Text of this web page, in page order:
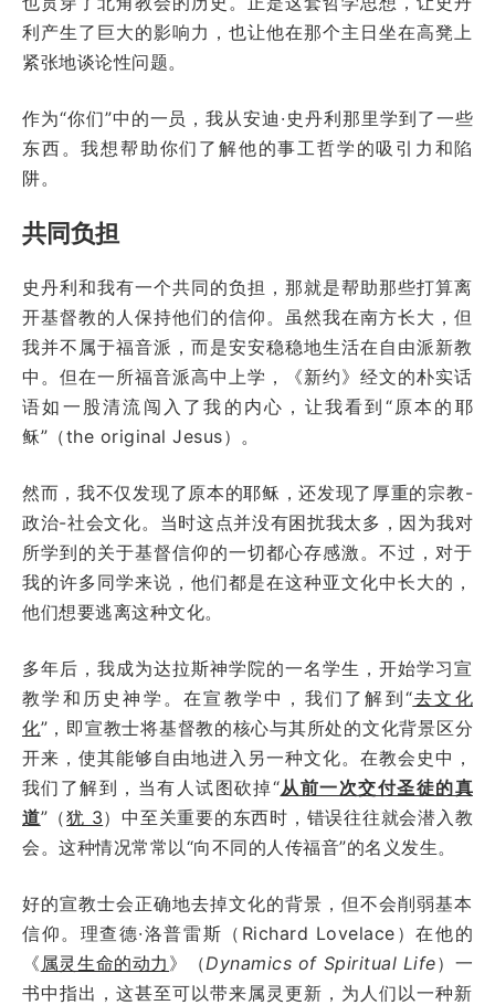
利产生了巨大的影响力，也让他在那个主日坐在高凳上
紧张地谈论性问题。
作为“你们”中的一员，我从安迪·史丹利那里学到了一些
东西。我想帮助你们了解他的事工哲学的吸引力和陷
阱。
共同负担
史丹利和我有一个共同的负担，那就是帮助那些打算离
开基督教的人保持他们的信仰。虽然我在南方长大，但
我并不属于福音派，而是安安稳稳地生活在自由派新教
中。但在一所福音派高中上学，《新约》经文的朴实话
语如一股清流闯入了我的内心，让我看到“原本的耶
稣”（the original Jesus）。
然而，我不仅发现了原本的耶稣，还发现了厚重的宗教-
政治-社会文化。当时这点并没有困扰我太多，因为我对
所学到的关于基督信仰的一切都心存感激。不过，对于
我的许多同学来说，他们都是在这种亚文化中长大的，
他们想要逃离这种文化。
多年后，我成为达拉斯神学院的一名学生，开始学习宣
教学和历史神学。在宣教学中，我们了解到“去文化
化”，即宣教士将基督教的核心与其所处的文化背景区分
开来，使其能够自由地进入另一种文化。在教会史中，
我们了解到，当有人试图砍掉“从前一次交付圣徒的真
道”（犹 3）中至关重要的东西时，错误往往就会潜入教
会。这种情况常常以“向不同的人传福音”的名义发生。
好的宣教士会正确地去掉文化的背景，但不会削弱基本
信仰。理查德·洛普雷斯（Richard Lovelace）在他的
《 属灵生命的动力 》（Dynamics of Spiritual Life）一
书中指出，这甚至可以带来属灵更新，为人们以一种新